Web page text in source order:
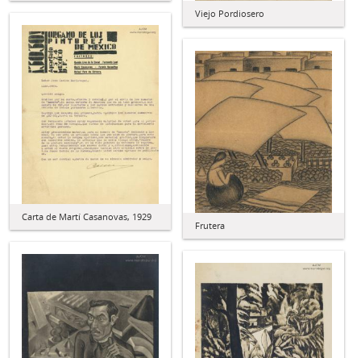
Viejo Pordiosero
Carta de Martí Casanovas, 1929
Frutera